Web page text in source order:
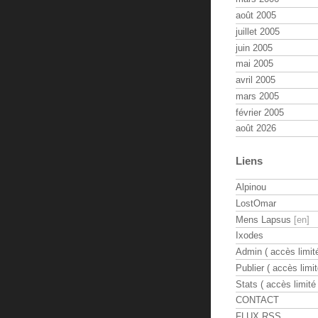
août 2005
juillet 2005
juin 2005
mai 2005
avril 2005
mars 2005
février 2005
août 2026
Liens
Alpinou
LostOmar
Mens Lapsus
Ixodes
Admin ( accès
Publier ( accès
Stats ( accès limité
CONTACT